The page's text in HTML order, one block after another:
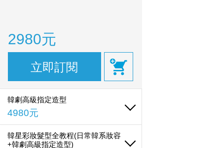
2980元
立即訂閱
韓劇高級指定造型
4980元
韓星彩妝髮型全教程(日常韓系妝容
+韓劇高級指定造型)